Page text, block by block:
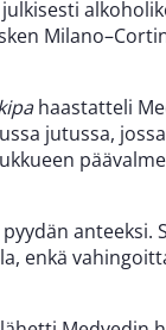
haastatteli
jutussa,
anteeksi.
enkä